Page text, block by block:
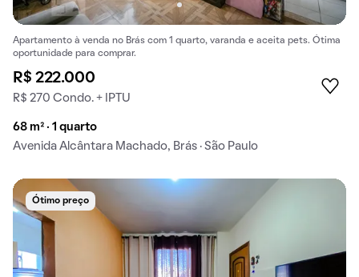
Apartamento à venda no Brás com 1 quarto, varanda e aceita pets. Ótima
oportunidade para comprar.
R$ 222.000
R$ 270 Condo. + IPTU
68 m² · 1 quarto
Avenida Alcântara Machado, Brás · São Paulo
Ótimo preço